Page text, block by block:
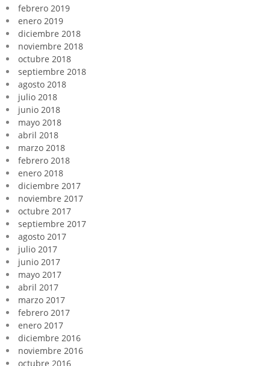
febrero 2019
enero 2019
diciembre 2018
noviembre 2018
octubre 2018
septiembre 2018
agosto 2018
julio 2018
junio 2018
mayo 2018
abril 2018
marzo 2018
febrero 2018
enero 2018
diciembre 2017
noviembre 2017
octubre 2017
septiembre 2017
agosto 2017
julio 2017
junio 2017
mayo 2017
abril 2017
marzo 2017
febrero 2017
enero 2017
diciembre 2016
noviembre 2016
octubre 2016